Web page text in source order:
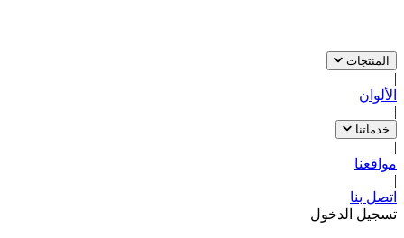
المنتجات
|
الألوان
|
خدماتنا
|
مواقعنا
|
اتصل بنا
تسجيل الدخول